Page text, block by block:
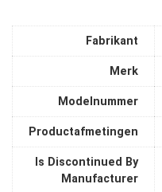
Fabrikant
Merk
Modelnummer
Productafmetingen
Is Discontinued By
Manufacturer